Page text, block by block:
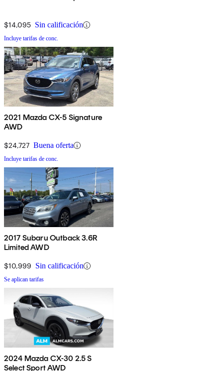
$14,095 Sin calificación
Incluye tarifas de conc.
2021 Mazda CX-5 Signature
AWD
$24,727 Buena oferta
Incluye tarifas de conc.
2017 Subaru Outback 3.6R
Limited AWD
$10,999 Sin calificación
Se aplican tarifas
2024 Mazda CX-30 2.5 S
Select Sport AWD